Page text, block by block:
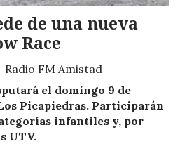
de una nueva
Race
Radio FM Amistad
el domingo 9 de
Picapiedras. Participarán
infantiles y, por
UTV.